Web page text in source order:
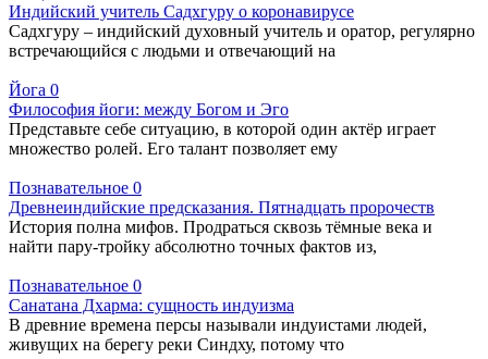
Индийский учитель Садхгуру о коронавирусе
Садхгуру – индийский духовный учитель и оратор, регулярно
встречающийся с людьми и отвечающий на
Йога 0
Философия йоги: между Богом и Эго
Представьте себе ситуацию, в которой один актёр играет
множество ролей. Его талант позволяет ему
Познавательное 0
Древнеиндийские предсказания. Пятнадцать пророчеств
История полна мифов. Продраться сквозь тёмные века и
найти пару-тройку абсолютно точных фактов из,
Познавательное 0
Санатана Дхарма: сущность индуизма
В древние времена персы называли индуистами людей,
живущих на берегу реки Синдху, потому что